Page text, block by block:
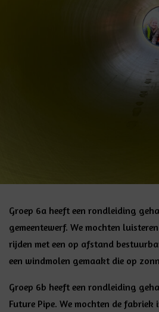
Groep 6a heeft een rondleiding
gemeentewerf. We mochten
rijden met een op afstand
een windmolen gemaakt die op
Groep 6b heeft een rondleiding
Future Pipe. We mochten de fabriek